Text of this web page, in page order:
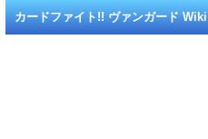
カードファイト!! ヴァンガード Wiki